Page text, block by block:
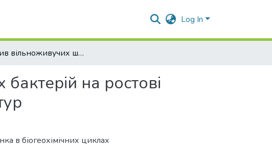
Log In
Вплив вільноживучих штамів азотофіксуючих бактерій на ростові характеристики сільськогосподарських культур
на ростові
в біогеохімічних циклах